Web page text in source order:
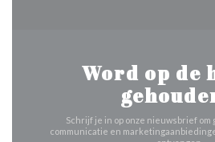
Word op de
Schrijf je in op onze nieuwsbrief
communicatie en